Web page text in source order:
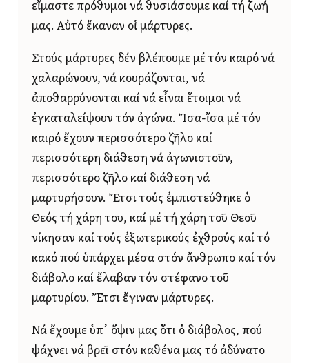
εἴμαστε πρόθυμοι νά θυσιάσουμε καί τή ζωή
μας. Αὐτό ἔκαναν οἱ μάρτυρες.
Στούς μάρτυρες δέν βλέπουμε μέ τόν καιρό νά
χαλαρώνουν, νά κουράζονται, νά
ἀποθαρρύνονται καί νά εἶναι ἕτοιμοι νά
ἐγκαταλείψουν τόν ἀγώνα. Ἴσα-ἴσα μέ τόν
καιρό ἔχουν περισσότερο ζῆλο καί
περισσότερη διάθεση νά ἀγωνιστοῦν,
περισσότερο ζῆλο καί διάθεση νά
μαρτυρήσουν. Ἔτσι τούς ἐμπιστεύθηκε ὁ
Θεός τή χάρη του, καί μέ τή χάρη τοῦ Θεοῦ
νίκησαν καί τούς ἐξωτερικούς ἐχθρούς καί τό
κακό πού ὑπάρχει μέσα στόν ἄνθρωπο καί τόν
διάβολο καί ἔλαβαν τόν στέφανο τοῦ
μαρτυρίου. Ἔτσι ἔγιναν μάρτυρες.
Νά ἔχουμε ὑπ᾿ ὄψιν μας ὅτι ὁ διάβολος, πού
ψάχνει νά βρεῖ στόν καθένα μας τό ἀδύνατο